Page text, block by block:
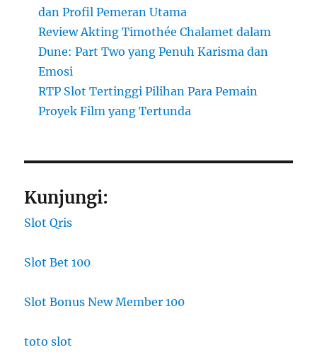
dan Profil Pemeran Utama
Review Akting Timothée Chalamet dalam
Dune: Part Two yang Penuh Karisma dan
Emosi
RTP Slot Tertinggi Pilihan Para Pemain
Proyek Film yang Tertunda
Kunjungi:
Slot Qris
Slot Bet 100
Slot Bonus New Member 100
toto slot